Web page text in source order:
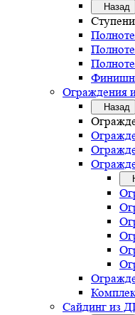
Назад
Ограждения
Назад
Сайдинг из